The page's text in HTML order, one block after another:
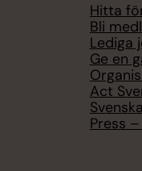
Hitta
Bli
Lediga
Ge en
Act
Press